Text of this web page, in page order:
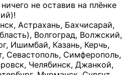
не оставив на плёнке
Астрахань, Бахчисарай,
Волгоград, Волжский,
Ишимбай, Казань, Керчь,
Севастополь, Симферополь,
Челябинск, Джанкой,